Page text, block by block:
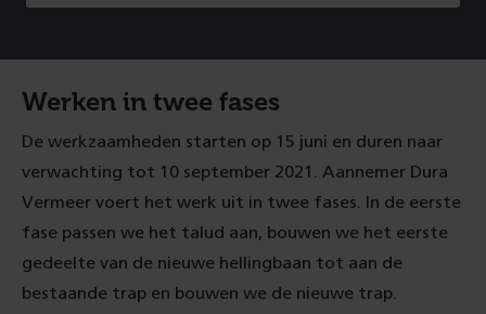
Werken in twee fases
De werkzaamheden starten op 15 juni en duren naar
verwachting tot 10 september 2021. Aannemer Dura
Vermeer voert het werk uit in twee fases. In de eerste
fase passen we het talud aan, bouwen we het eerste
gedeelte van de nieuwe hellingbaan tot aan de
bestaande trap en bouwen we de nieuwe trap.